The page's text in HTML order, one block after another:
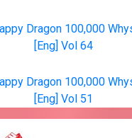
Dragon 100,000
[Eng] Vol 64
Dragon 100,000
[Eng] Vol 51